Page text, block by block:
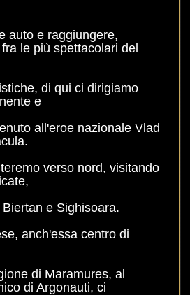
auto e raggiungere,
le più spettacolari del
di qui ci dirigiamo
e
all'eroe nazionale Vlad
verso nord, visitando
e Sighisoara.
anch'essa centro di
di Maramures, al
di Argonauti, ci